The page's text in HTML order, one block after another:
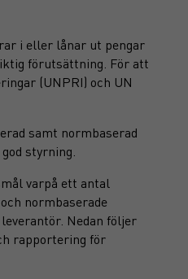
i eller lånar ut pengar
förutsättning. För att
(UNPRI) och UN
samt normbaserad
styrning.
varpå ett antal
normbaserade
Nedan följer
rapportering för